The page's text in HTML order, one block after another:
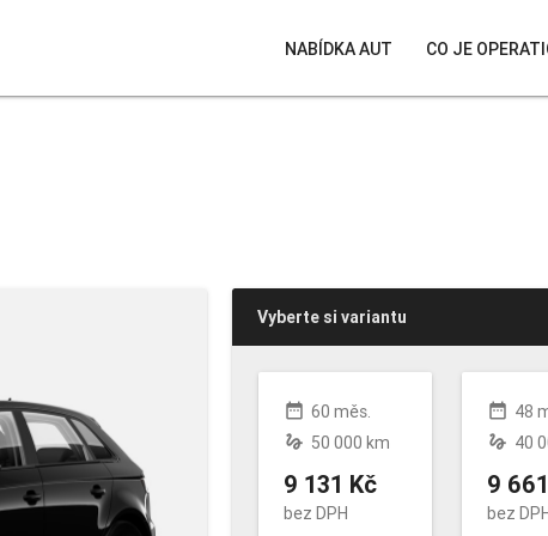
NABÍDKA AUT CO JE
Vyberte si variantu
date_range 60 měs.
gesture 50 000 km
9 131 Kč
bez DPH
date_range 48
gesture 40
9
bez